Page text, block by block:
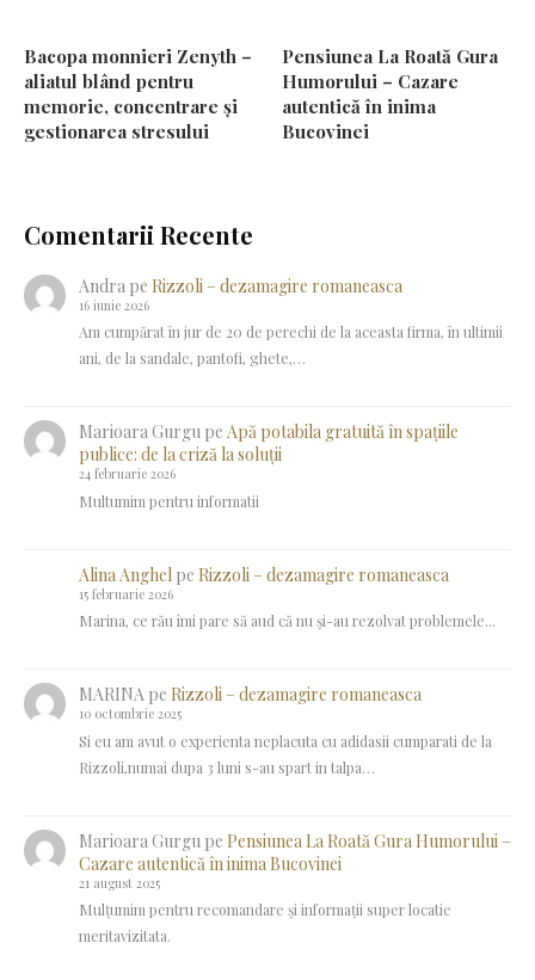
Bacopa monnieri Zenyth –
aliatul blând pentru
memorie, concentrare și
gestionarea stresului
Pensiunea La Roată Gura
Humorului – Cazare
autentică în inima
Bucovinei
Comentarii Recente
Andra pe Rizzoli – dezamagire romaneasca
16 iunie 2026
Am cumpărat în jur de 20 de perechi de la aceasta firma, în ultimii
ani, de la sandale, pantofi, ghete,…
Marioara Gurgupe Apă potabila gratuită în spațiile
publice: de la criză la soluții
24 februarie 2026
Multumim pentru informatii
Alina Anghel pe Rizzoli – dezamagire romaneasca
15 februarie 2026
Marina, ce rău îmi pare să aud că nu și-au rezolvat problemele...
MARINApe Rizzoli – dezamagire romaneasca
10 octombrie 2025
Si eu am avut o experienta neplacuta cu adidasii cumparati de la
Rizzoli,numai dupa 3 luni s-au spart in talpa…
Marioara Gurgu pe Pensiunea La Roată Gura Humorului –
Cazare autentică în inima Bucovinei
21 august 2025
Mulțumim pentru recomandare și informații super locatie
meritavizitata.